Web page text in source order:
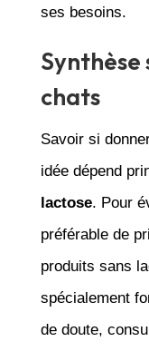
ses besoins.
Synthèse
chats
Savoir si
idée dépend
lactose. Pour
préférable de
produits sans
spécialement
de doute,